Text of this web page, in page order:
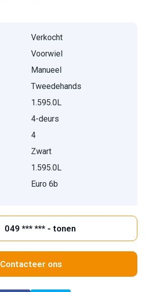
Verkocht
Voorwiel
Manueel
Tweedehands
1.595.0L
4-deurs
4
Zwart
1.595.0L
Euro 6b
049 *** *** - tonen
Contacteer ons